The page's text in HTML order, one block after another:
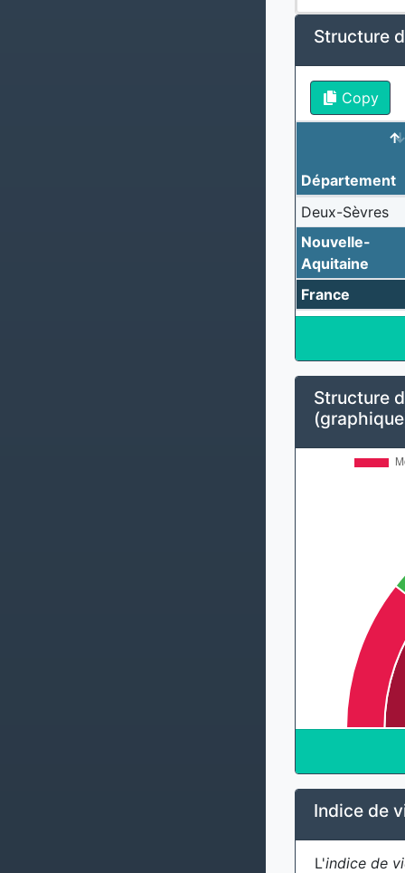
Structure
Copy
Département
Deux-Sèvres
Nouvelle-
Aquitaine
France
Structure
Indice de
L'indice de